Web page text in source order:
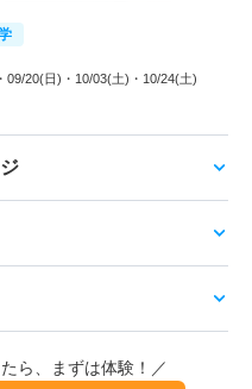
・09/20(日) ・10/03(土) ・10/24(土)
ら、まずは体験！／